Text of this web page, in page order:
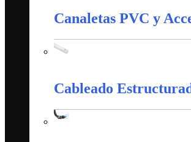
Canaletas PVC y
Cableado